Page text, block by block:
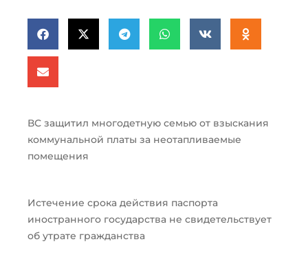
ВС защитил многодетную семью от взыскания
коммунальной платы за неотапливаемые
помещения
Истечение срока действия паспорта
иностранного государства не свидетельствует
об утрате гражданства